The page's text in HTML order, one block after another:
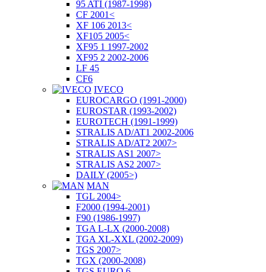
95 ATI (1987-1998)
CF 2001<
XF 106 2013<
XF105 2005<
XF95 1 1997-2002
XF95 2 2002-2006
LF 45
CF6
IVECO
EUROCARGO (1991-2000)
EUROSTAR (1993-2002)
EUROTECH (1991-1999)
STRALIS AD/AT1 2002-2006
STRALIS AD/AT2 2007>
STRALIS AS1 2007>
STRALIS AS2 2007>
DAILY (2005>)
MAN
TGL 2004>
F2000 (1994-2001)
F90 (1986-1997)
TGA L-LX (2000-2008)
TGA XL-XXL (2002-2009)
TGS 2007>
TGX (2000-2008)